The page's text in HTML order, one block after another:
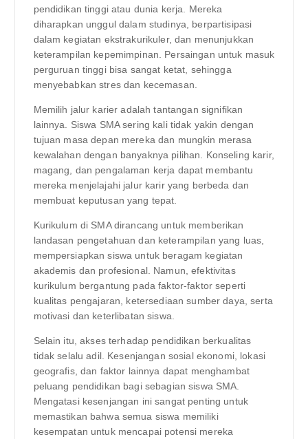
pendidikan tinggi atau dunia kerja. Mereka
diharapkan unggul dalam studinya, berpartisipasi
dalam kegiatan ekstrakurikuler, dan menunjukkan
keterampilan kepemimpinan. Persaingan untuk masuk
perguruan tinggi bisa sangat ketat, sehingga
menyebabkan stres dan kecemasan.
Memilih jalur karier adalah tantangan signifikan
lainnya. Siswa SMA sering kali tidak yakin dengan
tujuan masa depan mereka dan mungkin merasa
kewalahan dengan banyaknya pilihan. Konseling karir,
magang, dan pengalaman kerja dapat membantu
mereka menjelajahi jalur karir yang berbeda dan
membuat keputusan yang tepat.
Kurikulum di SMA dirancang untuk memberikan
landasan pengetahuan dan keterampilan yang luas,
mempersiapkan siswa untuk beragam kegiatan
akademis dan profesional. Namun, efektivitas
kurikulum bergantung pada faktor-faktor seperti
kualitas pengajaran, ketersediaan sumber daya, serta
motivasi dan keterlibatan siswa.
Selain itu, akses terhadap pendidikan berkualitas
tidak selalu adil. Kesenjangan sosial ekonomi, lokasi
geografis, dan faktor lainnya dapat menghambat
peluang pendidikan bagi sebagian siswa SMA.
Mengatasi kesenjangan ini sangat penting untuk
memastikan bahwa semua siswa memiliki
kesempatan untuk mencapai potensi mereka